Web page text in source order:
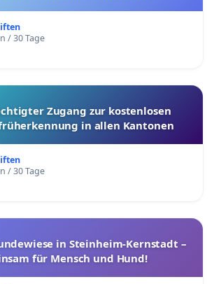
/ 30 Tage
Zugang zur kostenlosen
in allen Kantonen
/ 30 Tage
in Steinheim-Kernstadt –
für Mensch und Hund!